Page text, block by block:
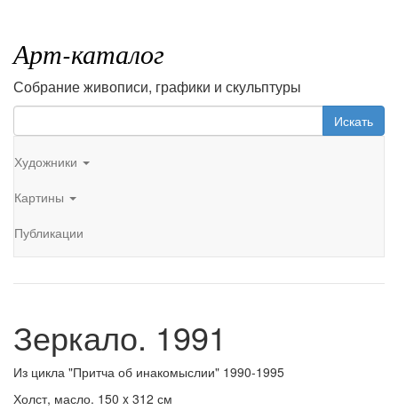
Арт-каталог
Собрание живописи, графики и скульптуры
Искать
Художники
Картины
Публикации
Зеркало. 1991
Из цикла "Притча об инакомыслии" 1990-1995
Холст, масло. 150 x 312 см